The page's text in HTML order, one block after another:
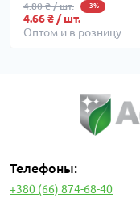
4.80 ₴ / шт. -3%
4.66 ₴ / шт.
Оптом и в розницу
Телефоны:
+380 (66) 874-68-40